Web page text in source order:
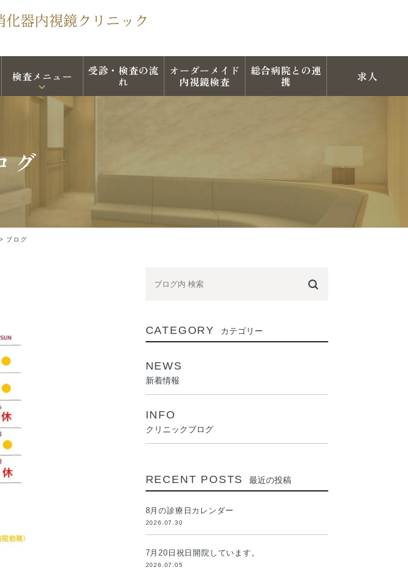
検査メニュー 受診・検査の流
れ
オーダーメイド
内視鏡検査
総合病院との連
携 求人
グ
ブログ
CATEGORY カテゴリー
NEWS
新着情報
INFO
クリニックブログ
RECENT POSTS 最近の投稿
8月の診療日カレンダー
2026.07.30
7月20日祝日開院しています。
2026.07.05